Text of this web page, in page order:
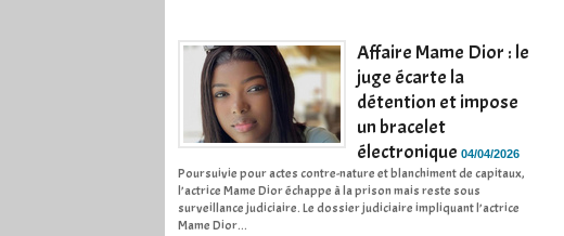
Affaire Mame Dior : le
juge écarte la
détention et impose
un bracelet
électronique 04/04/2026
Poursuivie pour actes contre-nature et blanchiment de capitaux,
l’actrice Mame Dior échappe à la prison mais reste sous
surveillance judiciaire. Le dossier judiciaire impliquant l’actrice
Mame Dior...